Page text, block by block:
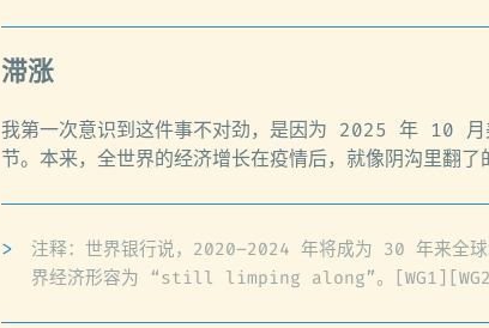
滞涨
我第一次意识到这件事不对劲，是因为 2025 年 10 月
节。本来，全世界的经济增长在疫情后，就像阴沟里翻了
注释：世界银行说，2020–2024 年将成为 30 年来全
界经济形容为 “still limping along”。